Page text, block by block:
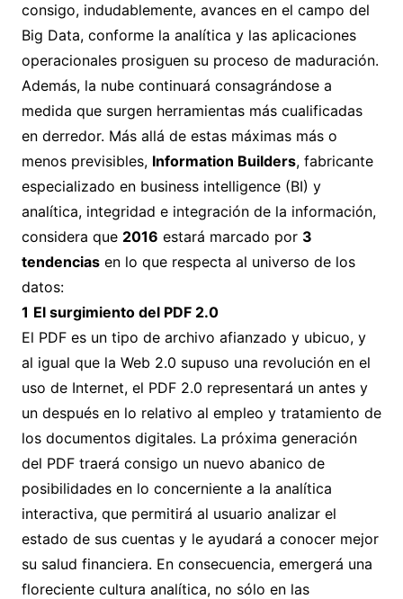
consigo, indudablemente, avances en el campo del
Big Data, conforme la analítica y las aplicaciones
operacionales prosiguen su proceso de maduración.
Además, la nube continuará consagrándose a
medida que surgen herramientas más cualificadas
en derredor. Más allá de estas máximas más o
menos previsibles, Information Builders, fabricante
especializado en business intelligence (BI) y
analítica, integridad e integración de la información,
considera que 2016 estará marcado por 3
tendenciasen lo que respecta al universo de los
datos:
1 El surgimiento del PDF 2.0
El PDF es un tipo de archivo afianzado y ubicuo, y
al igual que la Web 2.0 supuso una revolución en el
uso de Internet, el PDF 2.0 representará un antes y
un después en lo relativo al empleo y tratamiento de
los documentos digitales. La próxima generación
del PDF traerá consigo un nuevo abanico de
posibilidades en lo concerniente a la analítica
interactiva, que permitirá al usuario analizar el
estado de sus cuentas y le ayudará a conocer mejor
su salud financiera. En consecuencia, emergerá una
floreciente cultura analítica, no sólo en las